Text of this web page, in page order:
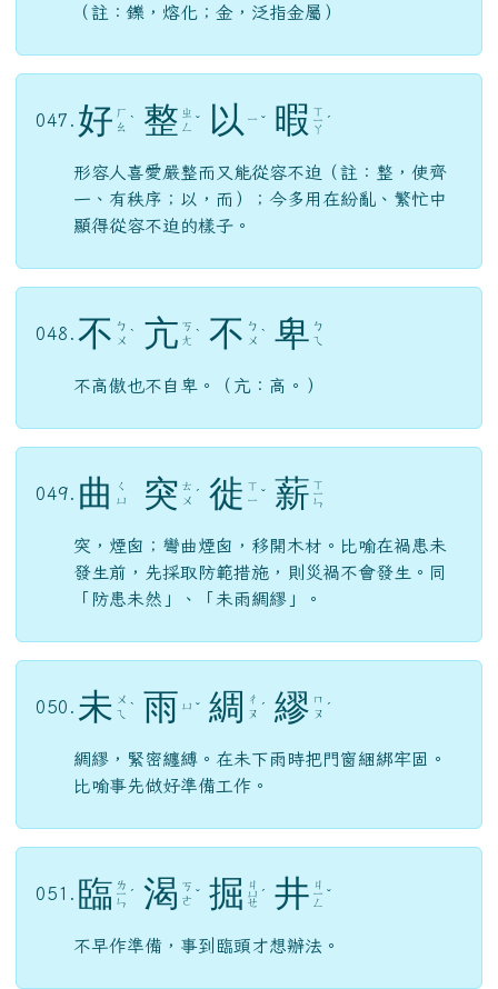
（註：鑠，熔化；金，泛指金屬）
047. 好 ㄏ
ㄠ ˋ 整 ㄓ
ㄥ ˇ 以 ㄧ ˇ 暇 ㄒ
ㄧ
ㄚ
ˊ
形容人喜愛嚴整而又能從容不迫（註：整，使齊
一、有秩序；以，而）；今多用在紛亂、繁忙中
顯得從容不迫的樣子。
048. 不 ㄅ
ㄨ ˋ 亢 ㄎ
ㄤ ˋ 不 ㄅ
ㄨ ˋ 卑 ㄅ
ㄟ
不高傲也不自卑。（亢：高。）
049. 曲
ㄑ
ㄩ
突 ㄊ
ㄨ ˊ 徙 ㄒ
ㄧ ˇ 薪 ㄒ
ㄧ
ㄣ
突，煙囪；彎曲煙囪，移開木材。比喻在禍患未
發生前，先採取防範措施，則災禍不會發生。同
「防患未然」、「未雨綢繆」。
050. 未 ㄨ
ㄟ ˋ 雨 ㄩ ˇ 綢
ㄔ
ㄡ ˊ 繆 ㄇ
ㄡ ˊ
綢繆，緊密纏縛。在未下雨時把門窗綑綁牢固。
比喻事先做好準備工作。
051. 臨 ㄌ
ㄧ
ㄣ
ˊ 渴 ㄎ
ㄜ ˇ 掘 ㄐ
ㄩ
ㄝ
ˊ 井 ㄐ
ㄧ
ㄥ
ˇ
不早作準備，事到臨頭才想辦法。